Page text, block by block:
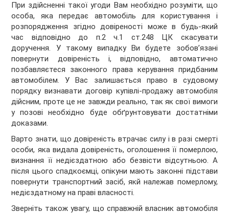
При здійсненні такої угоди Вам необхідно розуміти, що
особа, яка передає автомобіль для користування і
розпорядження згідно довіреності може в будь-який
час відповідно до п.2 ч.1 ст.248 ЦК скасувати
доручення. У такому випадку Ви будете зобов’язані
повернути довіреність і, відповідно, автоматично
позбавляєтеся законного права керування придбаним
автомобілем. У Вас залишається право в судовому
порядку визнавати договір купівлі-продажу автомобіля
дійсним, проте це не завжди реально, так як свої вимоги
у позові необхідно буде обґрунтовувати достатніми
доказами.
Варто знати, що довіреність втрачає силу і в разі смерті
особи, яка видала довіреність, оголошення її померлою,
визнання її недієздатною або безвісти відсутньою. А
після цього спадкоємці, опікуни мають законні підстави
повернути транспортний засіб, якй належав померлому,
недієздатному на праві власності.
Зверніть також увагу, що справжній власник автомобіля